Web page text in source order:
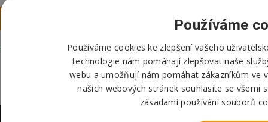
DO KOŠÍKU
Skladem u dodavatele
Odešleme17.08.
Používáme
Používáme cookies ke zlepšení vašeho
technologie nám pomáhají zlepšovat naše
webu a umožňují nám pomáhat zákazníkům ve
našich webových stránek souhlasíte se všemi
zásadami používání souborů